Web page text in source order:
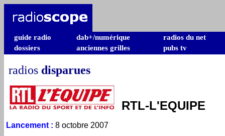
guide radio dab+/numérique
radios du net
dossiers
anciennes grilles pubs tv
radios disparues
RTL-L'EQUIPE
Lancement : 8 octobre 2007